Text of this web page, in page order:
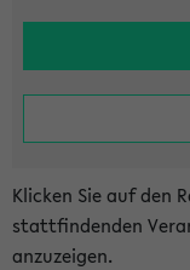
Klicken Sie auf den
stattfindenden
anzuzeigen.